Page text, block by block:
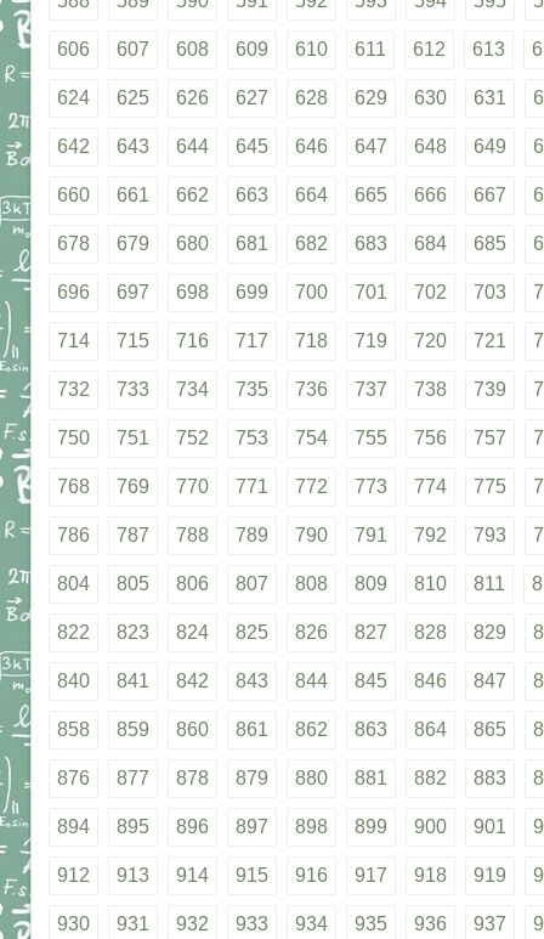
606 607 608 609 610 611 612 613
624 625 626 627 628 629 630 631
642 643 644 645 646 647 648 649
660 661 662 663 664 665 666 667
678 679 680 681 682 683 684 685
696 697 698 699 700 701 702 703
714 715 716 717 718 719 720 721
732 733 734 735 736 737 738 739
750 751 752 753 754 755 756 757
768 769 770 771 772 773 774 775
786 787 788 789 790 791 792 793
804 805 806 807 808 809 810 811
822 823 824 825 826 827 828 829
840 841 842 843 844 845 846 847
858 859 860 861 862 863 864 865
876 877 878 879 880 881 882 883
894 895 896 897 898 899 900 901
912 913 914 915 916 917 918 919
930 931 932 933 934 935 936 937